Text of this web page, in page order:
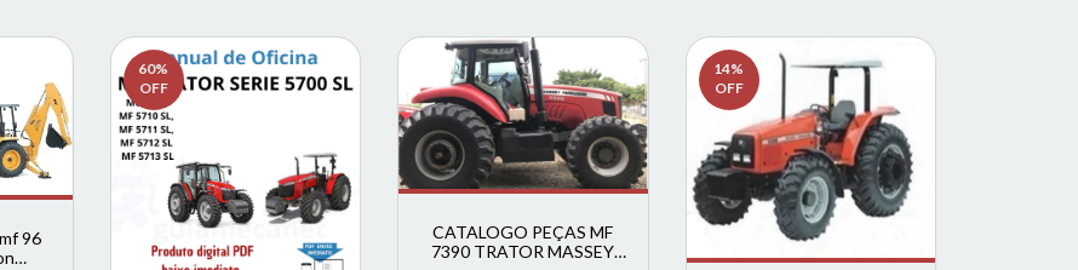
96
60%
OFF
CATALOGO PEÇAS MF
7390 TRATOR MASSEY
14%
OFF